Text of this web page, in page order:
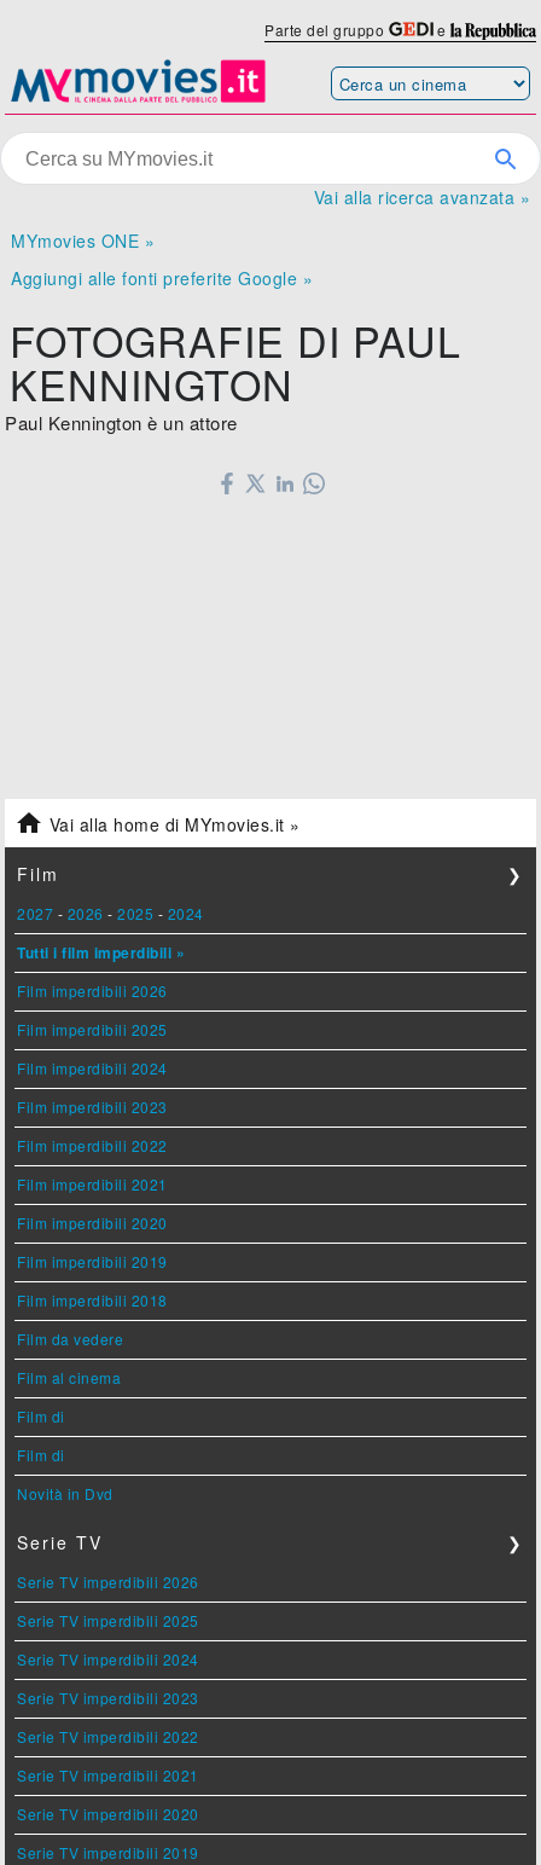
Parte del gruppo e
Vai alla ricerca avanzata »
MYmovies ONE »
Aggiungi alle fonti preferite Google »
FOTOGRAFIE DI PAUL
KENNINGTON
Paul Kennington è un attore
 Vai alla home di MYmovies.it »
Film ❯
2027 - 2026 -2025 - 2024
Tutti i film imperdibili »
Film imperdibili 2026
Film imperdibili 2025
Film imperdibili 2024
Film imperdibili 2023
Film imperdibili 2022
Film imperdibili 2021
Film imperdibili 2020
Film imperdibili 2019
Film imperdibili 2018
Film da vedere
Film al cinema
Film di
Film di
Novità in Dvd
Serie TV ❯
Serie TV imperdibili 2026
Serie TV imperdibili 2025
Serie TV imperdibili 2024
Serie TV imperdibili 2023
Serie TV imperdibili 2022
Serie TV imperdibili 2021
Serie TV imperdibili 2020
Serie TV imperdibili 2019